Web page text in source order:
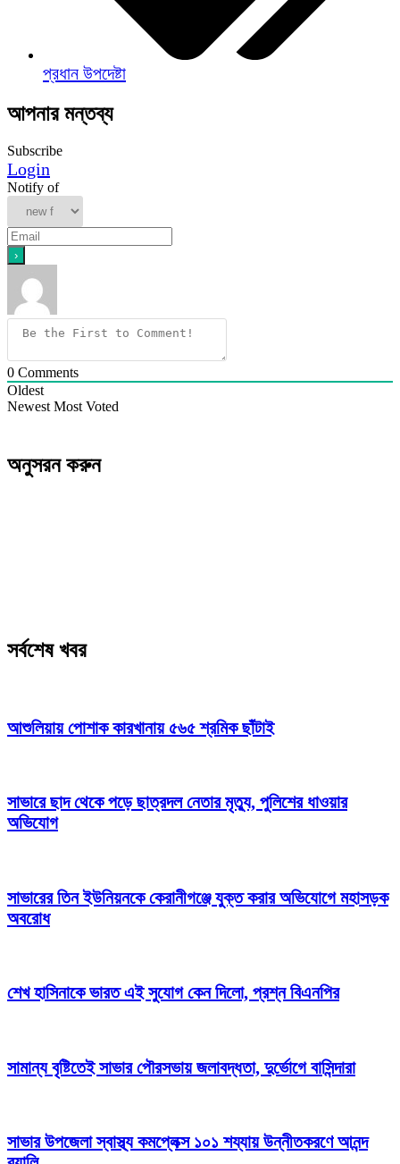
প্রধান উপদেষ্টা
আপনার মন্তব্য
Subscribe
Login
Notify of
0 Comments
Oldest
Newest Most Voted
অনুসরন করুন
সর্বশেষ খবর
আশুলিয়ায় পোশাক কারখানায় ৫৬৫ শ্রমিক ছাঁটাই
সাভারে ছাদ থেকে পড়ে ছাত্রদল নেতার মৃত্যু, পুলিশের ধাওয়ার
অভিযোগ
সাভারের তিন ইউনিয়নকে কেরানীগঞ্জে যুক্ত করার অভিযোগে মহাসড়ক
অবরোধ
শেখ হাসিনাকে ভারত এই সুযোগ কেন দিলো, প্রশ্ন বিএনপির
সামান্য বৃষ্টিতেই সাভার পৌরসভায় জলাবদ্ধতা, দুর্ভোগে বাসিন্দারা
সাভার উপজেলা স্বাস্থ্য কমপ্লেক্স ১০১ শয্যায় উন্নীতকরণে আনন্দ